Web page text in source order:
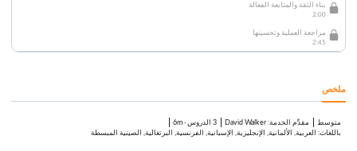
بناء الثقة والمتابعة الفعالة
2:00
مراجعة العملية وتحسينها
2:45
ملخص
متوسط مقدِّم الخدمة:
David Walker 3 الدروس ·
6m
باللغات: العربية, الألمانية, الإنجليزية, الإسبانية, الفرنسية, البرتغالية, الصينية المبسطة